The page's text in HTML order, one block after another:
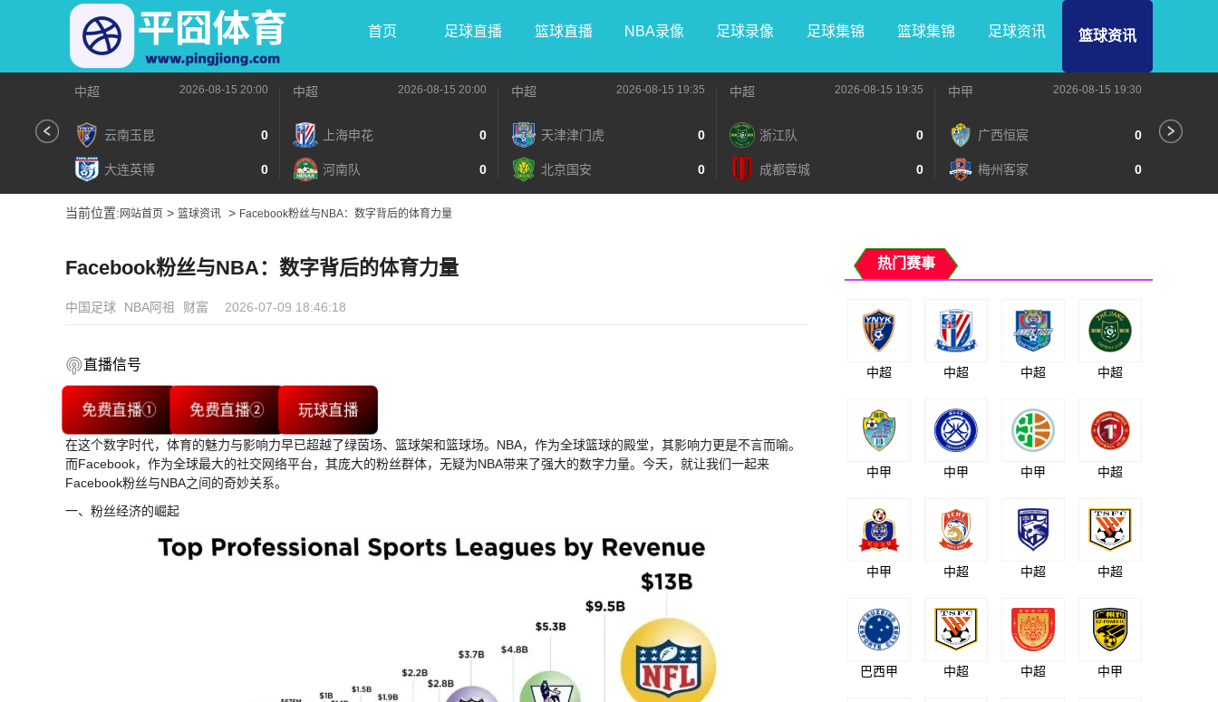
首页 足球直播 篮球直播 NBA录像 足球录像 足球集锦 篮球集锦 足球资讯 篮球资讯
中超 2026-08-15 20:00
云南玉昆 0
大连英博 0
中超 2026-08-15 20:00
上海申花 0
河南队 0
中超 2026-08-15 19:35
天津津门虎 0
北京国安 0
中超 2026-08-15 19:35
浙江队 0
成都蓉城 0
中甲 2026-08-15 19:30
广西恒宸 0
梅州客家 0
当前位置: 网站首页 > 篮球资讯 > Facebook粉丝与NBA：数字背后的体育力量
Facebook粉丝与NBA：数字背后的体育力量
中国足球 NBA阿祖 财富 2026-07-09 18:46:18
直播信号
免费直播① 免费直播② 玩球直播
在这个数字时代，体育的魅力与影响力早已超越了绿茵场、篮球架和篮球场。NBA，作为全球篮球的殿堂，其影响力更是不言而喻。
而Facebook，作为全球最大的社交网络平台，其庞大的粉丝群体，无疑为NBA带来了强大的数字力量。今天，就让我们一起来
Facebook粉丝与NBA之间的奇妙关系。
一、粉丝经济的崛起
热门赛事
中超 中超 中超 中超
中甲 中甲 中甲 中超
中甲 中超 中超 中超
巴西甲 中超 中超 中甲